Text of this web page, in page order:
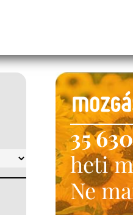
35 630
heti
Ne